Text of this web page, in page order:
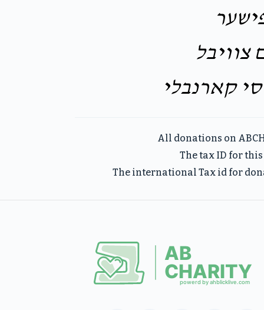
קארנבלי
All donations on
The tax ID for
The international Tax id for